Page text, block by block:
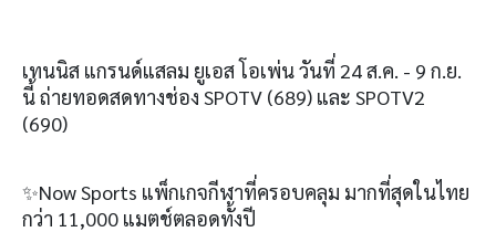
เทนนิส แกรนด์แสลม ยูเอส โอเพ่น วันที่ 24ส ค . - 9 ก ย
นี้ ถ่ายทอดสดทางช่อง SPOTV (689) และ SPOTV2
(690)
✨Now Sports แพ็กเกจกีฬาที่ครอบคลุม มากที่สุดในไทย
กว่า 11,000 แมตช์ตลอดทั้งปี